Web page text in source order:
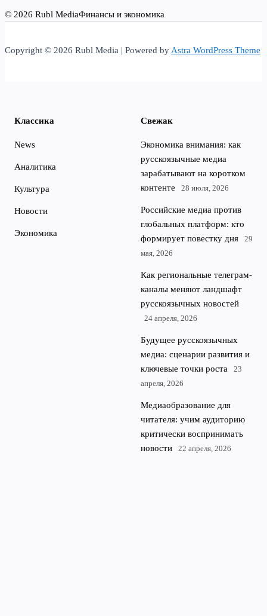
© 2026 Rubl MediaФинансы и экономика
Copyright © 2026 Rubl Media | Powered by Astra WordPress Theme
Классика
News
Аналитика
Культура
Новости
Экономика
Свежак
Экономика внимания: как
русскоязычные медиа
зарабатывают на коротком
контенте
28 июля, 2026
Российские медиа против
глобальных платформ: кто
формирует повестку дня
29
мая, 2026
Как региональные телеграм-
каналы меняют ландшафт
русскоязычных новостей
24 апреля, 2026
Будущее русскоязычных
медиа: сценарии развития и
ключевые точки роста
23
апреля, 2026
Медиаобразование для
читателя: учим аудиторию
критически воспринимать
новости
22 апреля, 2026